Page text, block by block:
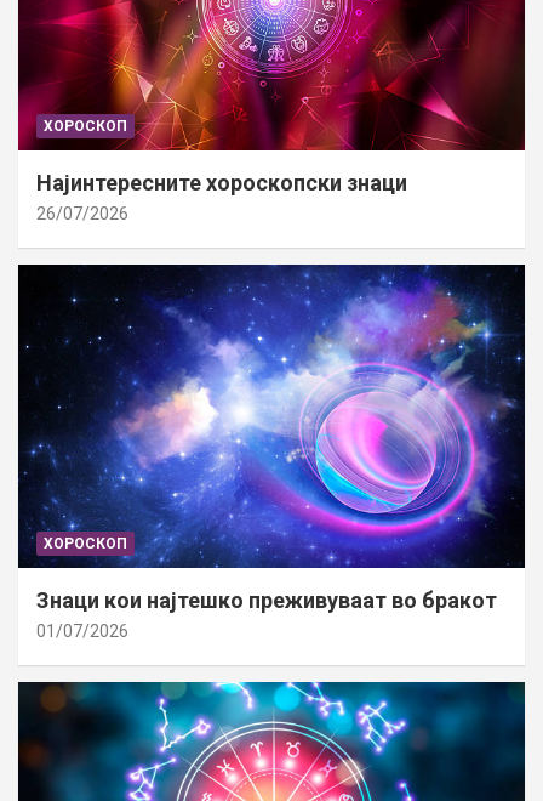
ХОРОСКОП
Најинтересните хороскопски знаци
26/07/2026
ХОРОСКОП
Знаци кои најтешко преживуваат во бракот
01/07/2026